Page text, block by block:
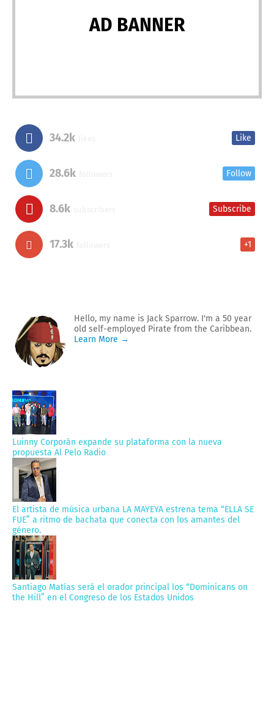
AD BANNER
34.2k Like
28.6k Follow
8.6k Subscribe
17.3k +1
Hello, my name is Jack Sparrow. I'm a 50 year
old self-employed Pirate from the Caribbean.
Learn More →
Luinny Corporán expande su plataforma con la nueva
propuesta Al Pelo Radio
El artista de música urbana LA MAYEYA estrena tema “ELLA SE
FUE” a ritmo de bachata que conecta con los amantes del
género.
Santiago Matías será el orador principal los “Dominicans on
the Hill” en el Congreso de los Estados Unidos